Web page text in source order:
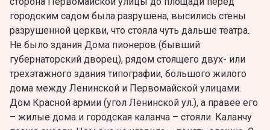
городским садом была разрушена, высились стены
разрушенной церкви, что стояла чуть дальше театра.
Не было здания Дома пионеров (бывший
губернаторский дворец), рядом стоящего двух- или
трехэтажного здания типографии, большого жилого
дома между Ленинской и Первомайской улицами.
Дом Красной армии (угол Ленинской ул.), а правее его
– жилые дома и городская каланча – стояли. Каланчу